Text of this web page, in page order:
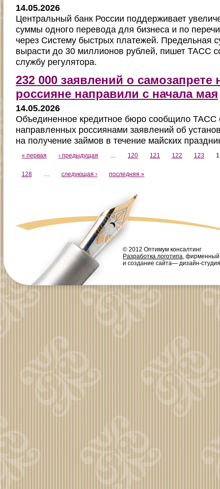
14.05.2026
Центральный банк России поддерживает
суммы одного перевода для бизнеса и по
через Систему быстрых платежей. Предельная
вырасти до 30 миллионов рублей, пишет ТАСС
службу регулятора.
232 000 заявлений о самозапрете
россияне направили с начала мая
14.05.2026
Объединенное кредитное бюро сообщило ТАСС
направленных россиянами заявлений об
на получение займов в течение майских
« первая ‹ предыдущая … 120 121 122 123
128 … следующая › последняя »
© 2012 Оптимум консалтинг
Разработка логотипа, фирменный
и создание сайта— дизайн-